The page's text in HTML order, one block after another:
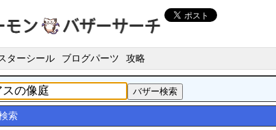
ターシール ブログパーツ 攻略
索